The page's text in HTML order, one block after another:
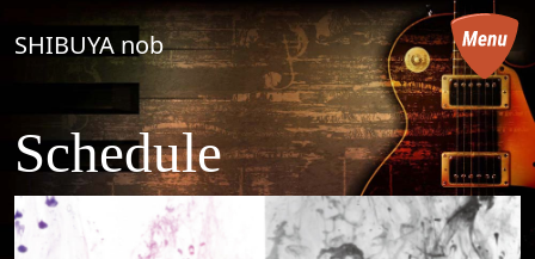
コンテンツへスキップ
メインナビゲーション
SHIBUYA nob
Schedule